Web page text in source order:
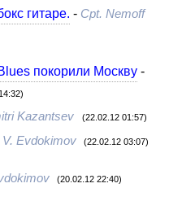
гитаре. - Cpt. Nemoff
покорили Москву-
Kazantsev (22.02.12 01:57)
V. Evdokimov (22.02.12 03:07)
(20.02.12 22:40)